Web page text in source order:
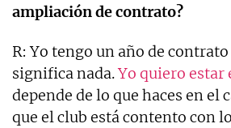
ampliación de contrato?
R: Yo tengo un año de
significa nada.Yo quiero estar
depende de lo que haces en el
que el club está contento con